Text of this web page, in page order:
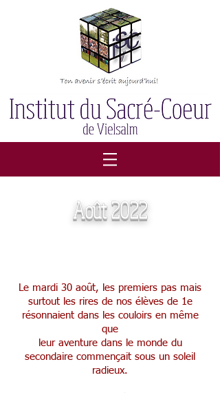
Août 2022
Le mardi 30 août, les premiers pas mais
surtout les rires de nos élèves de 1e
résonnaient dans les couloirs en même
que
leur aventure dans le monde du
secondaire commençait sous un soleil
radieux.